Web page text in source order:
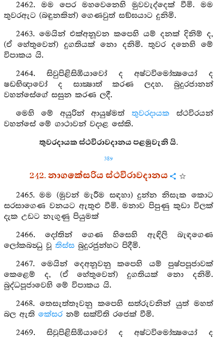
2462. මම පෙර මහවෙනෙහි මුවවැද්දෙක් වීමි. මම
තුවරඇට (බඳුනකින්) ගෙණවුත් සඞ්ඝයාට දුනිමි.
2463. මෙයින් එක්අනූවන කපෙහි යම් දනක් දිනිම් ද,
(ඒ හේතුවෙන්) දුගතියක් නො දනිමි. තුවර දනෙහි මේ
විපාකය යි.
2464. සිවුපිළිසිඹියාවෝ ද අෂ්ටවිමෝක්‍ෂයෝ ද
ෂඩභිඥාවෝ ද සාක්‍ෂාත් කරණ ලදහ. බුදුරජානන්
වහන්සේගේ සසුන කරණ ලදී.
මෙහි මේ අයුරින් ආයුෂ්මත් තුවරදායක ස්ථවිරයන්
වහන්සේ මේ ගාථාවන් වදාළ සේකි.
තුවරදායක ස්ථවිරාවදානය පළමුවැනි යි.
389
242. නාගකේසරිය ස්ථවිරාවදානය
2465. මම (මුවන් මැරීම සඳහා) දුන්න නිසැක කොට
සරසාගෙණ වනයට ඇතුළු වීමි. මනාව පිපුණු කුඩා විලක්
දැක උඩට නැගුණු පියුමක්
2466. දෝතින් ගෙණ හිසෙහි ඇඳිලි බැඳගෙණ
ලෝකබන්‍ධු වූ තිස්ස බුදුරජුන්හට පිදීමි.
2467. මෙයින් දෙඅනූවනු කපෙහි යම් පුෂ්පපූජාවක්
කෙළෙම් ද, (ඒ හේතුවෙන්) දුගතියක් නො දනිමි.
බුද්ධපූජාවෙහි මේ විපාකය යි.
2468. තෙසැත්තෑවනු කපෙහි සත්රුවනින් යුත් මහත්
බල ඇති කේසරනම් සක්විති රජෙක් වීමි.
2469. සිවුපිළිසිඹියාවෝ ද අෂ්ටවිමෝක්‍ෂයෝ ද